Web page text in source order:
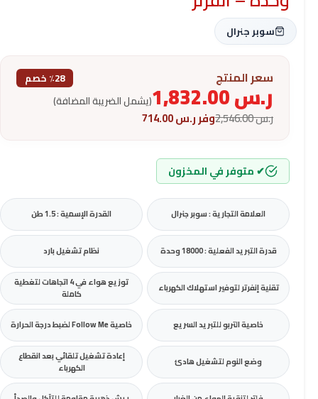
سوبر جنرال
سعر المنتج ٪28 خصم
ر.س (يشمل الضريبة المضافة)
ر.س2,546.00 وفرر.س
✔ متوفر في المخزون
العلامة التجارية : سوبر جنرال القدرة الإسمية : 1.5 طن
قدرة التبريد الفعلية : 18000 وحدة نظام تشغيل بارد
تقنية إنفرتر لتوفير استهلاك الكهرباء
توزيع هواء في 4 اتجاهات لتغطية
كاملة
خاصية التربو للتبريد السريع خاصية Follow Me لضبط درجة الحرارة
وضع النوم لتشغيل هادئ
إعادة تشغيل تلقائي بعد انقطاع
الكهرباء